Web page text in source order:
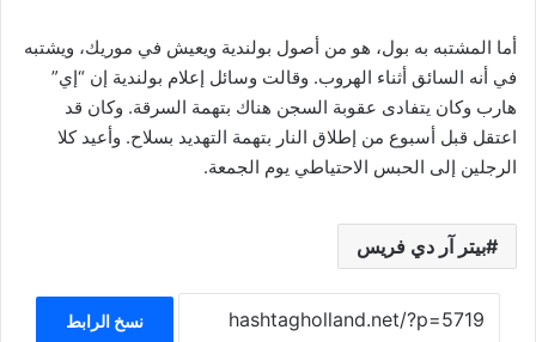
أما المشتبه به بول، هو من أصول بولندية ويعيش في موريك، ويشتبه
في أنه السائق أثناء الهروب. وقالت وسائل إعلام بولندية إن “إي”
هارب وكان يتفادى عقوبة السجن هناك بتهمة السرقة. وكان قد
اعتقل قبل أسبوع من إطلاق النار بتهمة التهديد بسلاح. وأعيد كلا
الرجلين إلى الحبس الاحتياطي يوم الجمعة.
بيتر آر دي فريس
نسخ الرابط